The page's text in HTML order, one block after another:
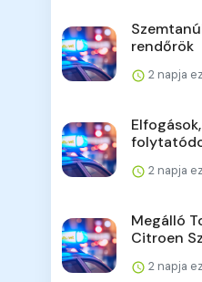
rendőrök
2 napja
2 napja
Megálló
Citroen
2 napja